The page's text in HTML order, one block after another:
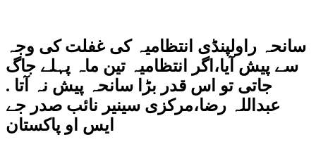
سانحہ راولپنڈی انتظامیہ کی غفلت کی وجہ
سے پیش آیا،اگر انتظامیہ تین ماہ پہلے جاگ
جاتی تو اس قدر بڑا سانحہ پیش نہ آتا .
عبداللہ رضا،مرکزی سینیر نائب صدر جے
ایس او پاکستان